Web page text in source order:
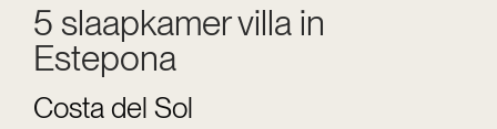
5 slaapkamer villa in
Estepona
Costa del Sol